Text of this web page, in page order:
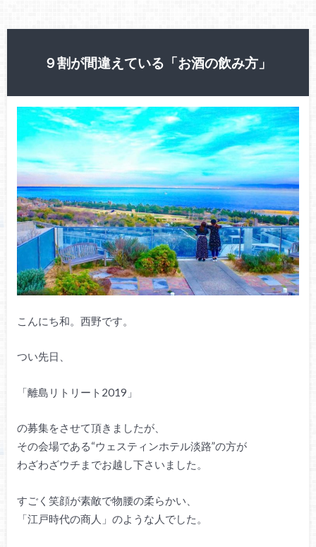
９割が間違えている「お酒の飲み方」
こんにち和。西野です。
つい先日、
「離島リトリート2019」
の募集をさせて頂きましたが、
その会場である“ウェスティンホテル淡路”の方が
わざわざウチまでお越し下さいました。
すごく笑顔が素敵で物腰の柔らかい、
「江戸時代の商人」のような人でした。